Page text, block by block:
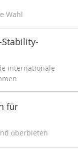
Wahl
Stability-
internationale
für
überbieten